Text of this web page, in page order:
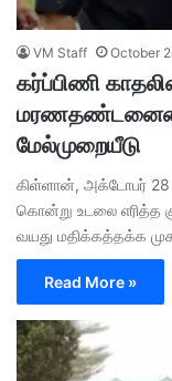
VM Staff October
கர்ப்பிணி
மேல்முறையீடு
கிள்ளான், அக்டோபர் 28
கொன்று உடலை எரித்த
வயது மதிக்கத்தக்க
Read More »